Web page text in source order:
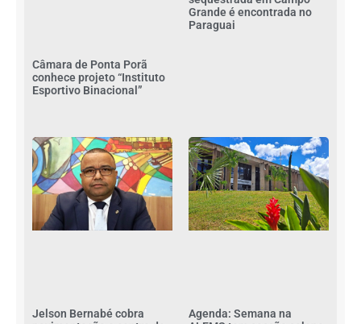
Câmara de Ponta Porã
conhece projeto “Instituto
Esportivo Binacional”
Grande é encontrada no
Paraguai
Jelson Bernabé cobra
Agenda: Semana na